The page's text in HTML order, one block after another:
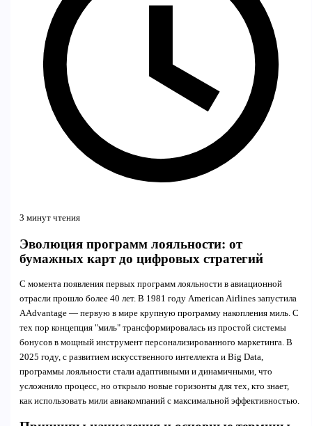
3 минут чтения
Эволюция программ лояльности: от
бумажных карт до цифровых стратегий
С момента появления первых программ лояльности в авиационной
отрасли прошло более 40 лет. В 1981 году American Airlines запустила
AAdvantage — первую в мире крупную программу накопления миль. С
тех пор концепция "миль" трансформировалась из простой системы
бонусов в мощный инструмент персонализированного маркетинга. В
2025 году, с развитием искусственного интеллекта и Big Data,
программы лояльности стали адаптивными и динамичными, что
усложнило процесс, но открыло новые горизонты для тех, кто знает,
как использовать мили авиакомпаний с максимальной эффективностью.